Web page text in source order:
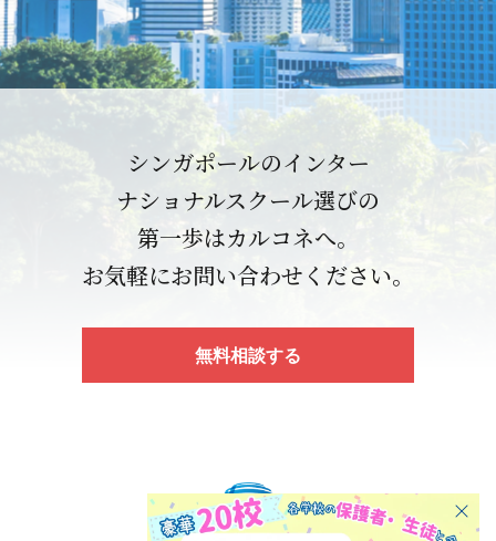
シンガポールのインター
ナショナルスクール選びの
第一歩はカルコネへ。
お気軽にお問い合わせください。
無料相談する